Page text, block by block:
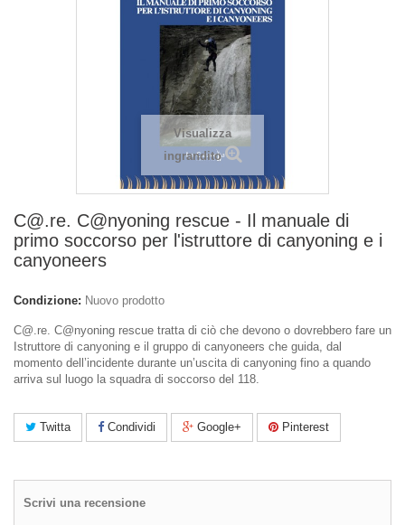
Visualizza
ingrandito
C@.re. C@nyoning rescue - Il manuale di
primo soccorso per l'istruttore di canyoning e i
canyoneers
Condizione: Nuovo prodotto
C@.re. C@nyoning rescue tratta di ciò che devono o dovrebbero fare un
Istruttore di canyoning e il gruppo di canyoneers che guida, dal
momento dell’incidente durante un’uscita di canyoning fino a quando
arriva sul luogo la squadra di soccorso del 118.
Twitta Condividi Google+ Pinterest
Scrivi una recensione